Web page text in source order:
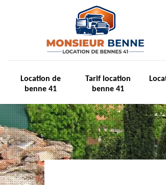
Location de
benne 41
Tarif location
benne 41